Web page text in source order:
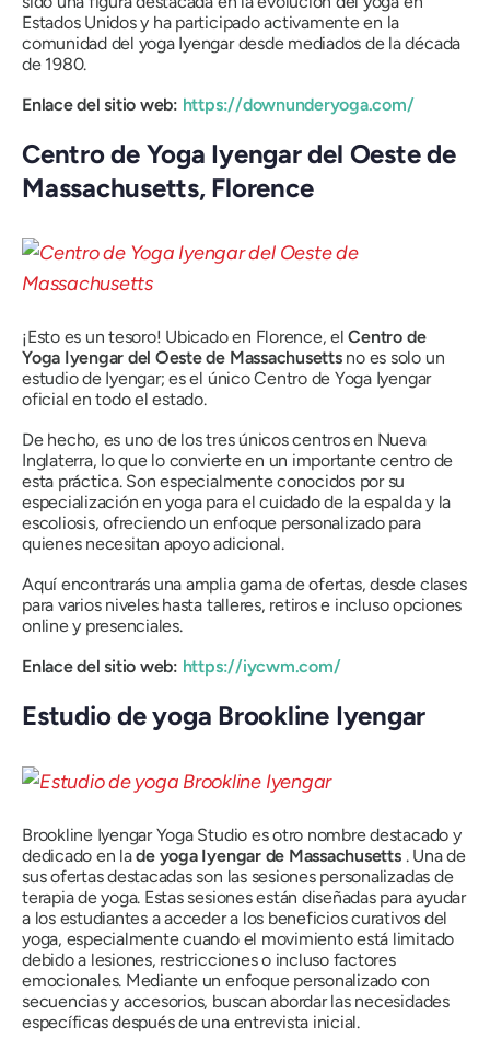
Estados Unidos y ha participado activamente en la
comunidad del yoga Iyengar desde mediados de la década
de 1980.
Enlace del sitio web: https://downunderyoga.com/
Centro de Yoga Iyengar del Oeste de
Massachusetts, Florence
¡Esto es un tesoro! Ubicado en Florence, elCentro de
Yoga Iyengar del Oeste de Massachusettsno es solo un
estudio de Iyengar; es el único Centro de Yoga Iyengar
oficial en todo el estado.
De hecho, es uno de los tres únicos centros en Nueva
Inglaterra, lo que lo convierte en un importante centro de
esta práctica. Son especialmente conocidos por su
especialización en yoga para el cuidado de la espalda y la
escoliosis, ofreciendo un enfoque personalizado para
quienes necesitan apoyo adicional.
Aquí encontrarás una amplia gama de ofertas, desde clases
para varios niveles hasta talleres, retiros e incluso opciones
online y presenciales.
Enlace del sitio web: https://iycwm.com/
Estudio de yoga Brookline Iyengar
Brookline Iyengar Yoga Studio es otro nombre destacado y
dedicado en lade yoga Iyengar de Massachusetts . Una de
sus ofertas destacadas son las sesiones personalizadas de
terapia de yoga. Estas sesiones están diseñadas para ayudar
a los estudiantes a acceder a los beneficios curativos del
yoga, especialmente cuando el movimiento está limitado
debido a lesiones, restricciones o incluso factores
emocionales. Mediante un enfoque personalizado con
secuencias y accesorios, buscan abordar las necesidades
específicas después de una entrevista inicial.